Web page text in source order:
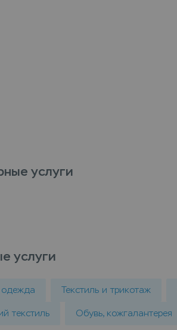
услуги
услуги
одежда Текстиль и трикотаж
текстиль Обувь, кожгалантерея